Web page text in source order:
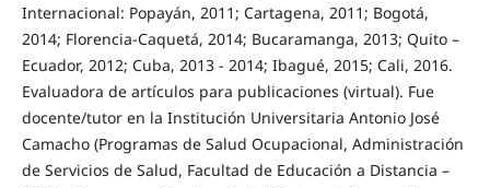
Internacional: Popayán, 2011; Cartagena, 2011; Bogotá,
2014; Florencia-Caquetá, 2014; Bucaramanga, 2013; Quito –
Ecuador, 2012; Cuba, 2013 - 2014; Ibagué, 2015; Cali, 2016.
Evaluadora de artículos para publicaciones (virtual). Fue
docente/tutor en la Institución Universitaria Antonio José
Camacho (Programas de Salud Ocupacional, Administración
de Servicios de Salud, Facultad de Educación a Distancia –